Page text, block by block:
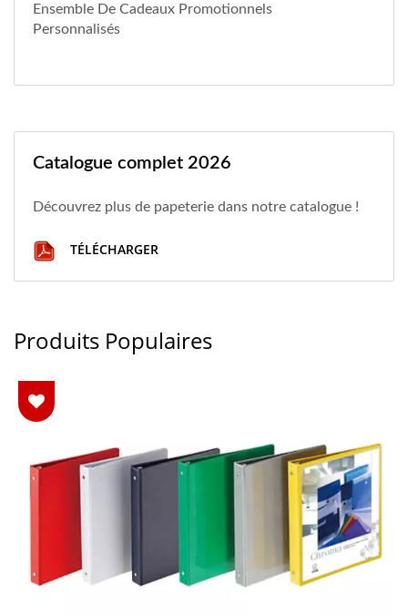
Ensemble De Cadeaux Promotionnels
Personnalisés
Catalogue complet 2026
Découvrez plus de papeterie dans notre catalogue !
TÉLÉCHARGER
Produits Populaires